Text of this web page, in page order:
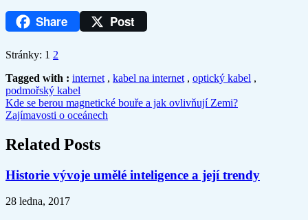
Share Post
Stránky: 1 2
Tagged with : internet , kabel na internet , optický kabel ,
podmořský kabel
Kde se berou magnetické bouře a jak ovlivňují Zemi?
Zajímavosti o oceánech
Related Posts
Historie vývoje umělé inteligence a její trendy
28 ledna, 2017